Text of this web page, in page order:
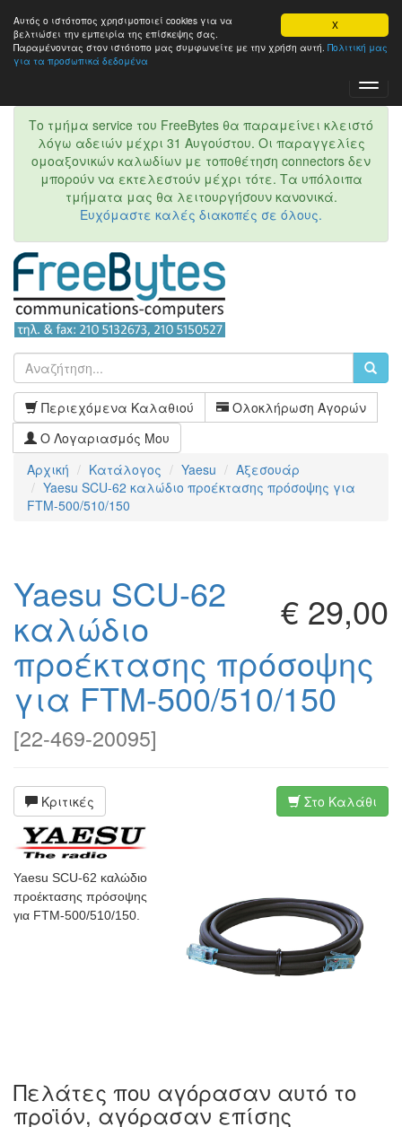
X
Αυτός ο ιστότοπος χρησιμοποιεί cookies για να
βελτιώσει την εμπειρία της επίσκεψης σας.
Παραμένοντας στον ιστότοπo μας συμφωνείτε με την χρήση αυτή. Πολιτική μας
για τα προσωπικά δεδομένα
Το τμήμα service του FreeBytes θα παραμείνει κλειστό
λόγω αδειών μέχρι 31 Αυγούστου. Οι παραγγελίες
ομοαξονικών καλωδίων με τοποθέτηση connectors δεν
μπορούν να εκτελεστούν μέχρι τότε. Τα υπόλοιπα
τμήματα μας θα λειτουργήσουν κανονικά.
Ευχόμαστε καλές διακοπές σε όλους.
Περιεχόμενα Καλαθιού
Ολοκλήρωση Αγορών
Ο Λογαριασμός Μου
Αρχική
Κατάλογος Yaesu
Αξεσουάρ
Yaesu SCU-62 καλώδιο προέκτασης πρόσοψης για
FTM-500/510/150
€ 29,00
Yaesu SCU-62
καλώδιο
προέκτασης πρόσοψης
για FTM-500/510/150
[22-469-20095]
Κριτικές Στο Καλάθι
Yaesu SCU-62 καλώδιο
προέκτασης πρόσοψης
για FTM-500/510/150.
Πελάτες που αγόρασαν αυτό το
προϊόν, αγόρασαν επίσης